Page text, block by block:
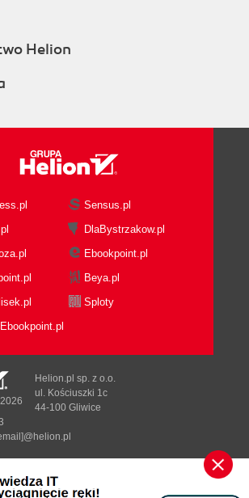
Helion
Sensus.pl
DlaBystrzakow.pl
Ebookpoint.pl
Beya.pl
Sploty
Tonik.pl
Helion.pl sp. z o.o.
ul. Kościuszki 1c
44-100 Gliwice